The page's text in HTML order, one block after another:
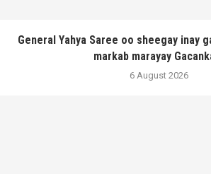
General Yahya Saree oo sheegay inay
markab marayay
6 August 2026